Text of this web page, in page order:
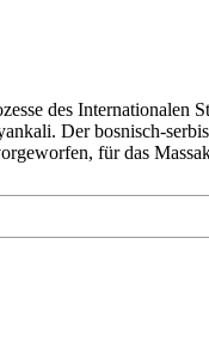
des Internationalen
Der bosnisch-
für das